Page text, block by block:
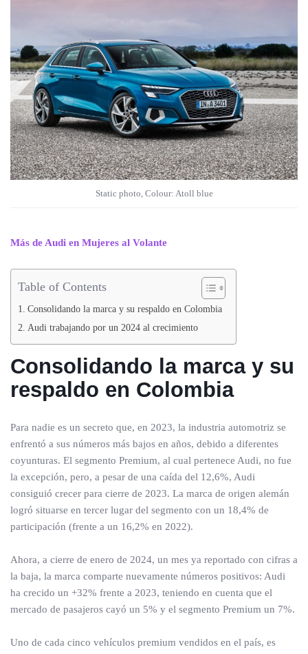
Static photo, Colour: Atoll blue
Más de Audi en Mujeres al Volante
Table of Contents
Consolidando la marca y su respaldo en Colombia
Audi trabajando por un 2024 al crecimiento
Consolidando la marca y su
respaldo en Colombia
Para nadie es un secreto que, en 2023, la industria automotriz se
enfrentó a sus números más bajos en años, debido a diferentes
coyunturas. El segmento Premium, al cual pertenece Audi, no fue
la excepción, pero, a pesar de una caída del 12,6%, Audi
consiguió crecer para cierre de 2023. La marca de origen alemán
logró situarse en tercer lugar del segmento con un 18,4% de
participación (frente a un 16,2% en 2022).
Ahora, a cierre de enero de 2024, un mes ya reportado con cifras a
la baja, la marca comparte nuevamente números positivos: Audi
ha crecido un +32% frente a 2023, teniendo en cuenta que el
mercado de pasajeros cayó un 5% y el segmento Premium un 7%.
Uno de cada cinco vehículos premium vendidos en el país, es